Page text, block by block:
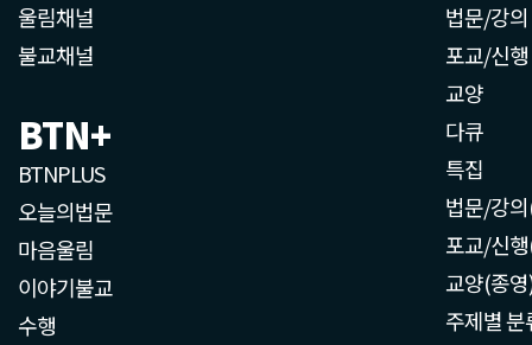
울림채널
불교채널
BTN+
BTNPLUS
오늘의법문
마음울림
이야기불교
수행
법문/강의
포교/신행
교양
다큐
특집
법문/강
포교/신
교양(종
주제별 분